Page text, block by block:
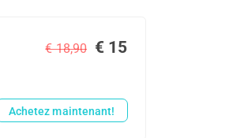
€ 18,90 € 15
Achetez maintenant!